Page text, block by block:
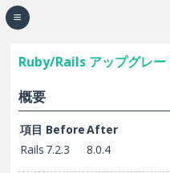
☰
Ruby/Rails アップグレ
概要
項目 BeforeAfter
Rails 7.2.3 8.0.4